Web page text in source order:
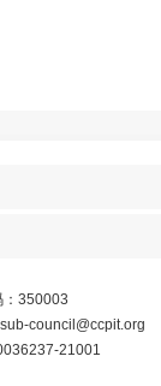
：350003
council@ccpit.org
21001